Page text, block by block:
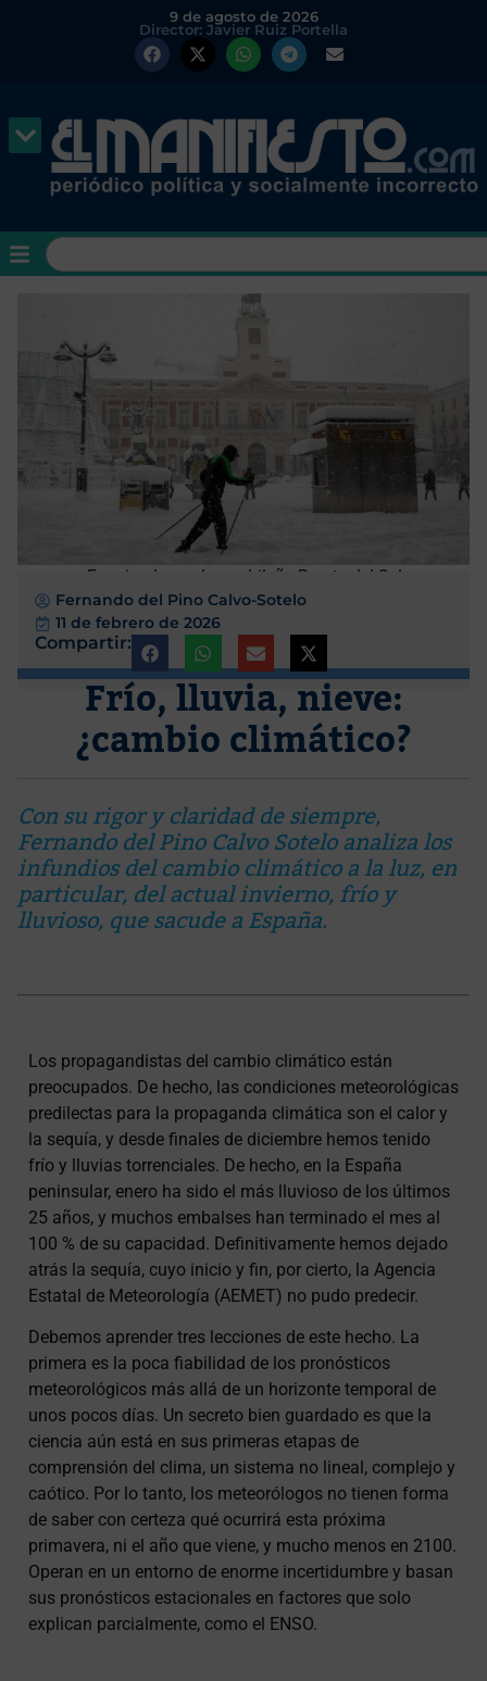
9 de agosto de 2026
Director: Javier Ruiz Portella
Esquiando por la madrileña Puerta del Sol
Fernando del Pino Calvo-Sotelo
11 de febrero de 2026
Compartir:
Frío, lluvia, nieve:
¿cambio climático?
Con su rigor y claridad de siempre,
Fernando del Pino Calvo Sotelo analiza los
infundios del cambio climático a la luz, en
particular, del actual invierno, frío y
lluvioso, que sacude a España.
Los propagandistas del cambio climático están
preocupados. De hecho, las condiciones meteorológicas
predilectas para la propaganda climática son el calor y
la sequía, y desde finales de diciembre hemos tenido
frío y lluvias torrenciales. De hecho, en la España
peninsular, enero ha sido el más lluvioso de los últimos
25 años, y muchos embalses han terminado el mes al
100 % de su capacidad. Definitivamente hemos dejado
atrás la sequía, cuyo inicio y fin, por cierto, la Agencia
Estatal de Meteorología (AEMET) no pudo predecir.
Debemos aprender tres lecciones de este hecho. La
primera es la poca fiabilidad de los pronósticos
meteorológicos más allá de un horizonte temporal de
unos pocos días. Un secreto bien guardado es que la
ciencia aún está en sus primeras etapas de
comprensión del clima, un sistema no lineal, complejo y
caótico. Por lo tanto, los meteorólogos no tienen forma
de saber con certeza qué ocurrirá esta próxima
primavera, ni el año que viene, y mucho menos en 2100.
Operan en un entorno de enorme incertidumbre y basan
sus pronósticos estacionales en factores que solo
explican parcialmente, como el ENSO.